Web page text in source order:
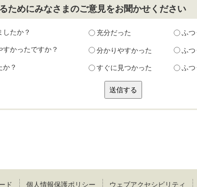
ためにみなさまのご意見をお聞かせください
したか？ 充分だった ふつ
かったですか？ 分かりやすかった ふつ
か？ すぐに見つかった ふつ
ド 個人情報保護ポリシー ウェブアクセシビリティ